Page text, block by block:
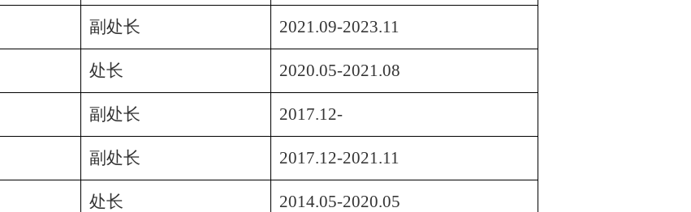
副处长 2021.09-2023.11
处长 2020.05-2021.08
副处长 2017.12-
副处长 2017.12-2021.11
处长 2014.05-2020.05